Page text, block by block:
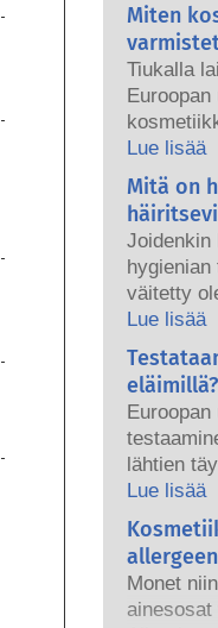
Miten
Tiukalla
tuotteet
ovat
Lue lisää
Mitä on
Joidenkin
väitetty
aineita,
aine voi
häiritsee
vain
osoitettu
Pätevien
Lue lisää
lähtien
aikana –
käyttää
Lue lisää
Monet